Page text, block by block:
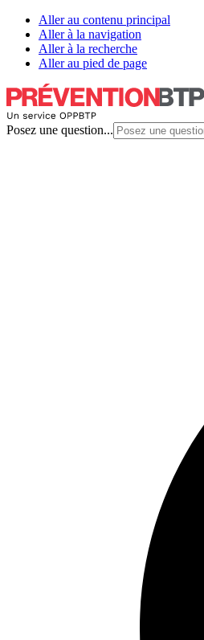
Aller au contenu principal
Aller à la navigation
Aller à la recherche
Aller au pied de page
Posez une question...